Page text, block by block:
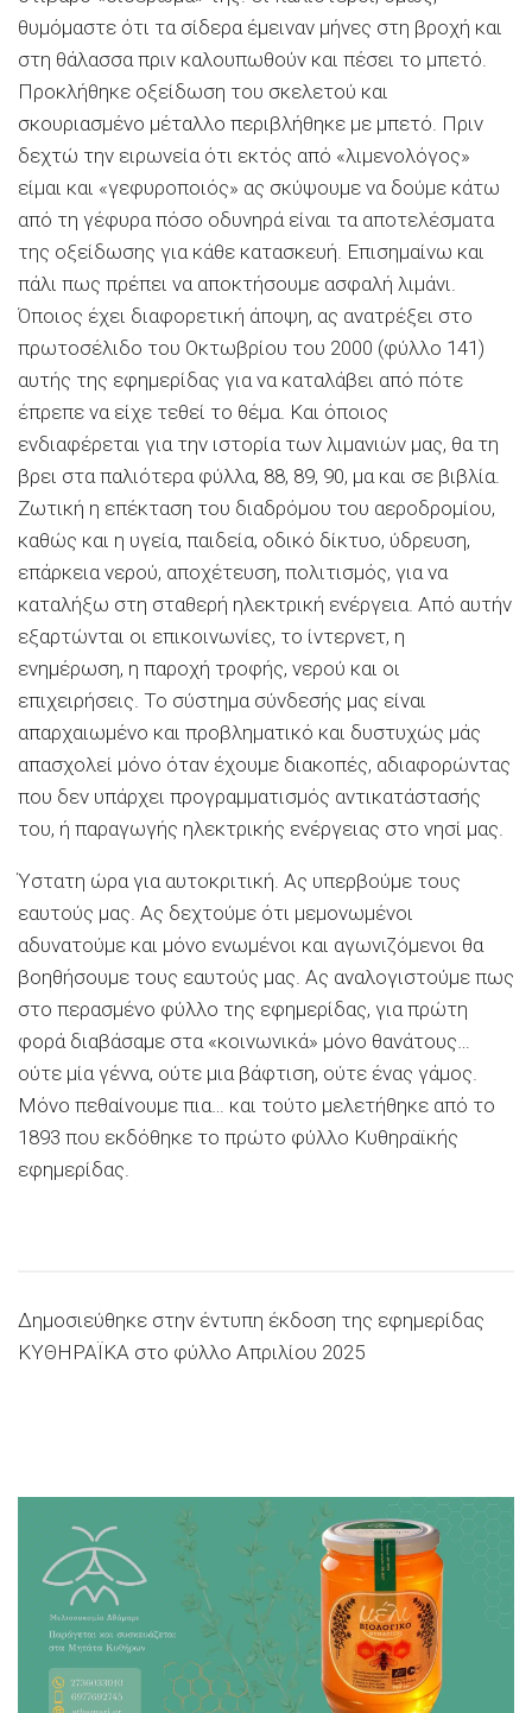
θυμόμαστε ότι τα σίδερα έμειναν μήνες στη βροχή και
στη θάλασσα πριν καλουπωθούν και πέσει το μπετό.
Προκλήθηκε οξείδωση του σκελετού και
σκουριασμένο μέταλλο περιβλήθηκε με μπετό. Πριν
δεχτώ την ειρωνεία ότι εκτός από «λιμενολόγος»
είμαι και «γεφυροποιός» ας σκύψουμε να δούμε κάτω
από τη γέφυρα πόσο οδυνηρά είναι τα αποτελέσματα
της οξείδωσης για κάθε κατασκευή. Επισημαίνω και
πάλι πως πρέπει να αποκτήσουμε ασφαλή λιμάνι.
Όποιος έχει διαφορετική άποψη, ας ανατρέξει στο
πρωτοσέλιδο του Οκτωβρίου του 2000 (φύλλο 141)
αυτής της εφημερίδας για να καταλάβει από πότε
έπρεπε να είχε τεθεί το θέμα. Και όποιος
ενδιαφέρεται για την ιστορία των λιμανιών μας, θα τη
βρει στα παλιότερα φύλλα, 88, 89, 90, μα και σε βιβλία.
Ζωτική η επέκταση του διαδρόμου του αεροδρομίου,
καθώς και η υγεία, παιδεία, οδικό δίκτυο, ύδρευση,
επάρκεια νερού, αποχέτευση, πολιτισμός, για να
καταλήξω στη σταθερή ηλεκτρική ενέργεια. Από αυτήν
εξαρτώνται οι επικοινωνίες, το ίντερνετ, η
ενημέρωση, η παροχή τροφής, νερού και οι
επιχειρήσεις. Το σύστημα σύνδεσής μας είναι
απαρχαιωμένο και προβληματικό και δυστυχώς μάς
απασχολεί μόνο όταν έχουμε διακοπές, αδιαφορώντας
που δεν υπάρχει προγραμματισμός αντικατάστασής
του, ή παραγωγής ηλεκτρικής ενέργειας στο νησί μας.
Ύστατη ώρα για αυτοκριτική. Ας υπερβούμε τους
εαυτούς μας. Ας δεχτούμε ότι μεμονωμένοι
αδυνατούμε και μόνο ενωμένοι και αγωνιζόμενοι θα
βοηθήσουμε τους εαυτούς μας. Ας αναλογιστούμε πως
στο περασμένο φύλλο της εφημερίδας, για πρώτη
φορά διαβάσαμε στα «κοινωνικά» μόνο θανάτους…
ούτε μία γέννα, ούτε μια βάφτιση, ούτε ένας γάμος.
Μόνο πεθαίνουμε πια… και τούτο μελετήθηκε από το
1893 που εκδόθηκε το πρώτο φύλλο Κυθηραϊκής
εφημερίδας.
Δημοσιεύθηκε στην έντυπη έκδοση της εφημερίδας
ΚΥΘΗΡΑΪΚΑ στο φύλλο Απριλίου 2025